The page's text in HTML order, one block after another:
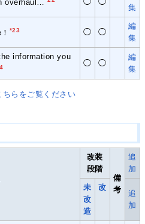
overhaul…
集
*23 ◯ ◯
編
集
information you
◯ ◯
編
集
らをご覧ください
改装
段階
備
考
追
加
未
改
造
改
追
加